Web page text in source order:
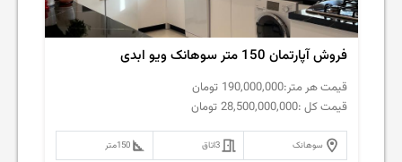
فروش آپارتمان 150 متر سوهانک ویو ابدی
قیمت هر متر:190,000,000 تومان
قیمت کل :28,500,000,000 تومان
سوهانک 3اتاق 150متر